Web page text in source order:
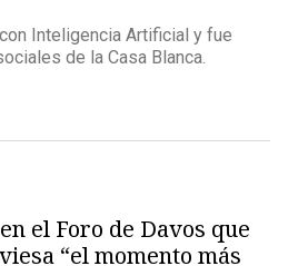
Inteligencia Artificial y fue
de la Casa Blanca.
el Foro de Davos que
“el momento más